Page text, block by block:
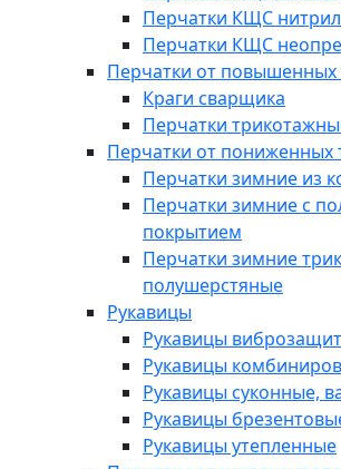
Перчатки КЩС
Перчатки КЩС
Перчатки от повышенных
Краги сварщика
Перчатки
Перчатки от пониженных
Перчатки зимние из
Перчатки зимние с
покрытием
Перчатки зимние
полушерстяные
Рукавицы
Рукавицы
Рукавицы
Рукавицы суконные,
Рукавицы
Рукавицы утепленные